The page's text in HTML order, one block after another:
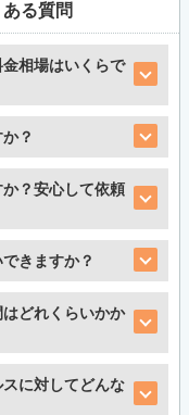
ある質問
相場はいくらで
？
？安心して依頼
きますか？
どれくらいかか
に対してどんな